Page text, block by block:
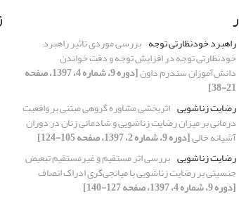
ر
راهبرد خودنظارتی توجه‌ بررسی موردی تاثیر راهبرد
خودنظارتی توجه در افزایش توجه و دقت خواندن
دانش‌آموزان سندرم داون [دوره 9، شماره 4، 1397، صفحه
21-38]
رضایت زناشویی اثربخشی مشاوره گروهی مبتنی بر واقعیت
درمانی بر میزان رضایت زناشویی و شادمانی زنان در دوران
آشیانه خالی[دوره 9، شماره 2، 1397، صفحه 105-124]
رضایت زناشویی بررسی اثر مستقیم و غیرمستقیم تبعیض
جنسیتی بر رضایت زناشویی با میانجی‌گری ادراک انصاف
[دوره 9، شماره 4، 1397، صفحه 127-140]